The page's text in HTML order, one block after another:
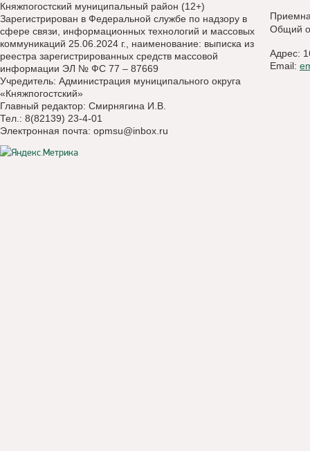
Княжпогостский муниципальный район (12+)
Зарегистрирован в Федеральной службе по надзору в
сфере связи, информационных технологий и массовых
коммуникаций 25.06.2024 г., наименование: выписка из
реестра зарегистрированных средств массовой
информации ЭЛ № ФС 77 – 87669
Учредитель: Администрация муниципального округа
«Княжпогостский»
Главный редактор: Смирнягина И.В.
Тел.: 8(82139) 23-4-01
Электронная почта: opmsu@inbox.ru
Общий
Адрес:
Email: